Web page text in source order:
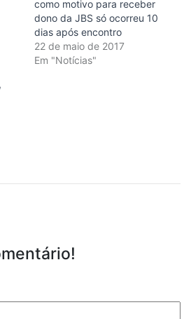
como motivo para receber
dono da JBS só ocorreu 10
dias após encontro
22 de maio de 2017
Em "Notícias"